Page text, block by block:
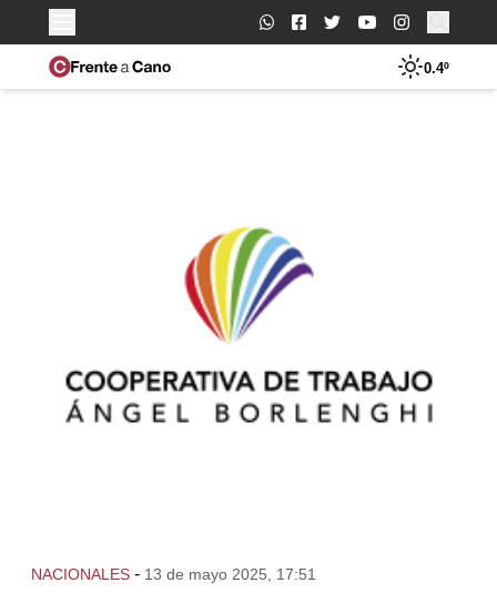
Buscar:
0.4º
NACIONALES - 13 de mayo 2025, 17:51